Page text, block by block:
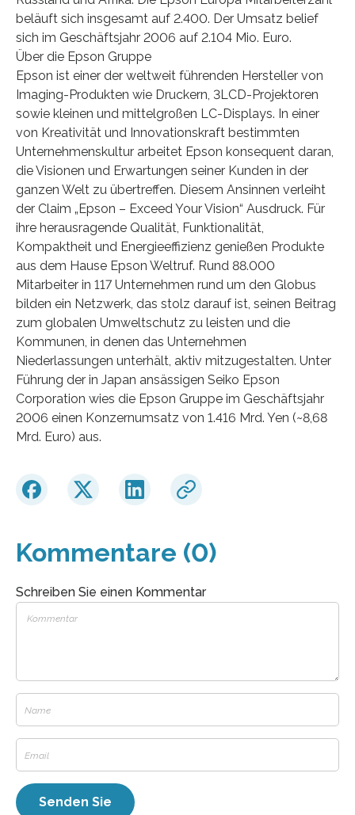
beläuft sich insgesamt auf 2.400. Der Umsatz belief
sich im Geschäftsjahr 2006 auf 2.104 Mio. Euro.
Über die Epson Gruppe
Epson ist einer der weltweit führenden Hersteller von
Imaging-Produkten wie Druckern, 3LCD-Projektoren
sowie kleinen und mittelgroßen LC-Displays. In einer
von Kreativität und Innovationskraft bestimmten
Unternehmenskultur arbeitet Epson konsequent daran,
die Visionen und Erwartungen seiner Kunden in der
ganzen Welt zu übertreffen. Diesem Ansinnen verleiht
der Claim „Epson – Exceed Your Vision“ Ausdruck. Für
ihre herausragende Qualität, Funktionalität,
Kompaktheit und Energieeffizienz genießen Produkte
aus dem Hause Epson Weltruf. Rund 88.000
Mitarbeiter in 117 Unternehmen rund um den Globus
bilden ein Netzwerk, das stolz darauf ist, seinen Beitrag
zum globalen Umweltschutz zu leisten und die
Kommunen, in denen das Unternehmen
Niederlassungen unterhält, aktiv mitzugestalten. Unter
Führung der in Japan ansässigen Seiko Epson
Corporation wies die Epson Gruppe im Geschäftsjahr
2006 einen Konzernumsatz von 1.416 Mrd. Yen (~8,68
Mrd. Euro) aus.
Kommentare (0)
Schreiben Sie einen Kommentar